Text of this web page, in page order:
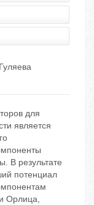
для
является
В результате
потенциал
Орлица,